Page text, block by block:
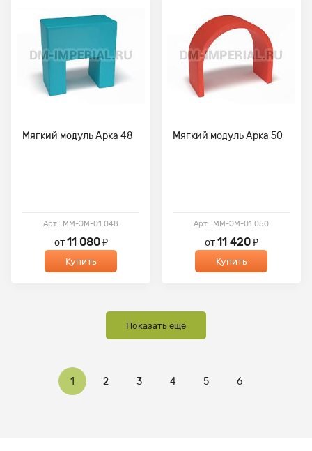
Мягкий модуль Арка 48
Арт.: ММ-ЭМ-01.048
от11 080₽
Купить
Мягкий модуль Арка 50
Арт.: ММ-ЭМ-01.050
от11 420₽
Купить
Показать еще
1 2 3 4 5 6